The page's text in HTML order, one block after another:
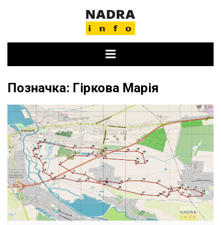
Позначка: Гіркова Марія